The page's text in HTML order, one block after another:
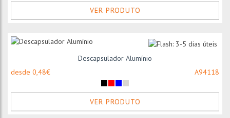
VER PRODUTO
Descapsulador Alumínio
desde 0,48€
A94118
VER PRODUTO